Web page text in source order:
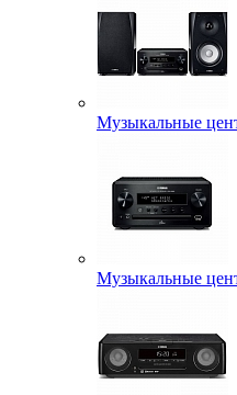
Музыкальные
Музыкальные